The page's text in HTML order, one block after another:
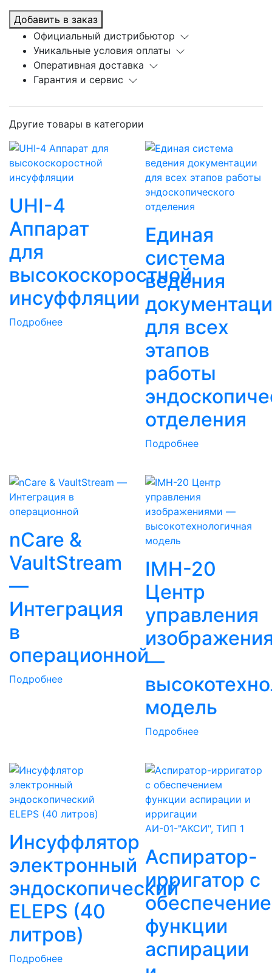
Добавить в заказ
Официальный дистрибьютор
Уникальные условия оплаты
Оперативная доставка
Гарантия и сервис
Другие товары в категории
UHI-4
Аппарат
для
высокоскоростной
инсуффляции
Подробнее
Единая
система
ведения
для всех
этапов
работы
отделения
Подробнее
nCare &
VaultStream
—
Интеграция
в
операционной
Подробнее
IMH-20
Центр
управления
—
модель
Подробнее
Инсуффлятор
электронный
эндоскопический
ELEPS (40
литров)
Подробнее
АИ-01-"АКСИ", ТИП 1
Аспиратор-
ирригатор с
функции
аспирации